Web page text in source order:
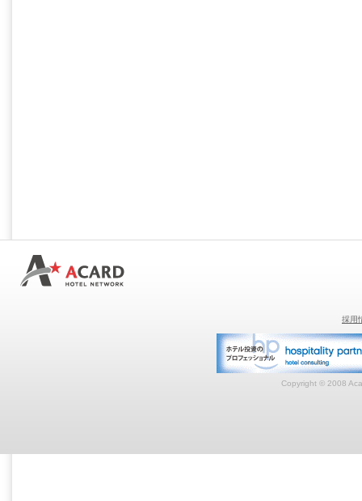
採用
Copyright © 2008